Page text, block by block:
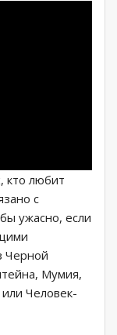
кто любит
с
ужасно, если
Черной
Мумия,
Человек-